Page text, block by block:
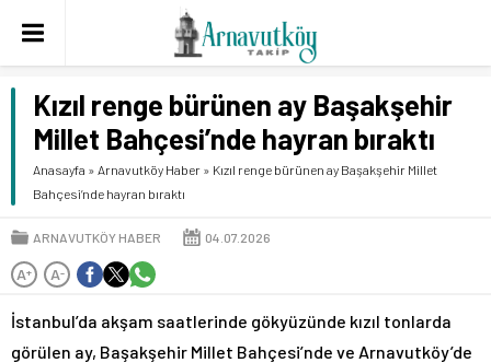
Kızıl renge bürünen ay Başakşehir
Millet Bahçesi’nde hayran bıraktı
Anasayfa » Arnavutköy Haber » Kızıl renge bürünen ay Başakşehir Millet
Bahçesi’nde hayran bıraktı
ARNAVUTKÖY HABER 04.07.2026
A+ A-
İstanbul’da akşam saatlerinde gökyüzünde kızıl tonlarda
görülen ay, Başakşehir Millet Bahçesi’nde ve Arnavutköy’de